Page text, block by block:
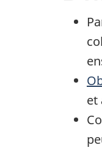
et